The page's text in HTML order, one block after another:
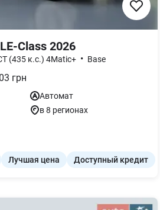
Class 2026
(435 к.с.) 4Matic+ • Base
грн
Автомат
в 8 регионах
Лучшая цена Доступный кредит